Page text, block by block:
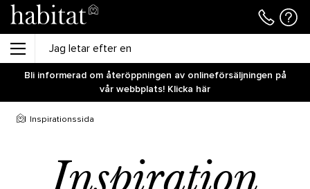
Bli informerad om återöppningen av onlineförsäljningen på
vår webbplats! Klicka här
Inspirationssida